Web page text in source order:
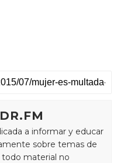
a informar y educar
sobre temas de
todo material no